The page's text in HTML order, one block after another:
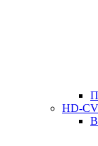
HD-